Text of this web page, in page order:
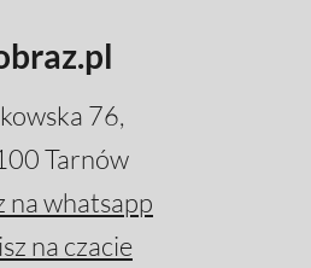
76,
Tarnów
na whatsapp
na czacie